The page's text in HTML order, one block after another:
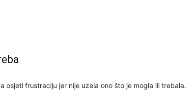
osjeti frustraciju jer nije uzela ono što je mogla ili trebala.